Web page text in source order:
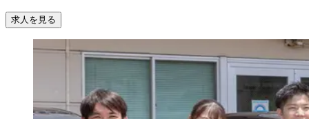
求人を見る